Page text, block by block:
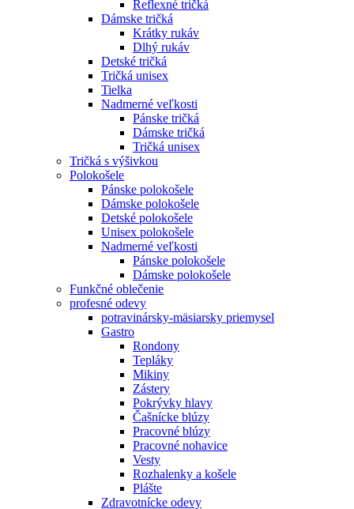
Reflexné tričká
Dámske tričká
Krátky rukáv
Dlhý rukáv
Detské tričká
Tričká unisex
Tielka
Nadmerné veľkosti
Pánske tričká
Dámske tričká
Tričká unisex
Tričká s výšivkou
Polokošele
Pánske polokošele
Dámske polokošele
Detské polokošele
Unisex polokošele
Nadmerné veľkosti
Pánske polokošele
Dámske polokošele
Funkčné oblečenie
profesné odevy
potravinársky-mäsiarsky priemysel
Gastro
Rondony
Tepláky
Mikiny
Zástery
Pokrývky hlavy
Čašnícke blúzy
Pracovné blúzy
Pracovné nohavice
Vesty
Rozhalenky a košele
Plášte
Zdravotnícke odevy